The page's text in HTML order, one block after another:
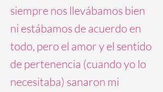
siempre nos llevábamos bien
ni estábamos de acuerdo en
todo, pero el amor y el sentido
de pertenencia (cuando yo lo
necesitaba) sanaron mi